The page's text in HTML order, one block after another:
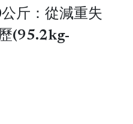
斤：從減重失
(95.2kg-